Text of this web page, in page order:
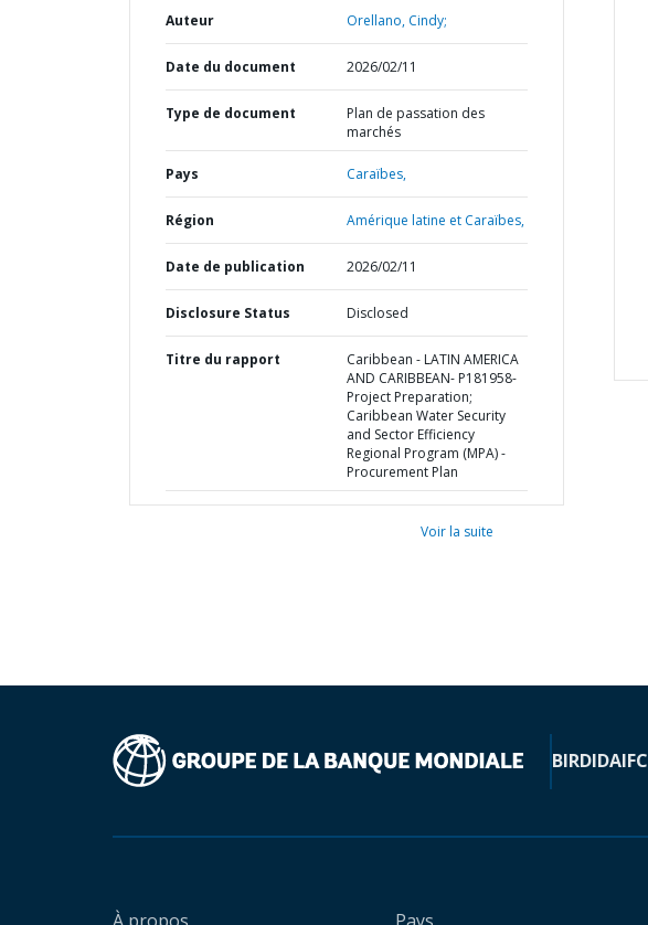
Auteur Orellano, Cindy;
Date du document 2026/02/11
Type de document
Plan de passation des
marchés
Pays Caraïbes,
Région Amérique latine et Caraïbes,
Date de publication 2026/02/11
Disclosure Status Disclosed
Titre du rapport
Caribbean - LATIN AMERICA
AND CARIBBEAN- P181958-
Project Preparation;
Caribbean Water Security
and Sector Efficiency
Regional Program (MPA) -
Procurement Plan
Voir la suite
BIRDIDAIFC